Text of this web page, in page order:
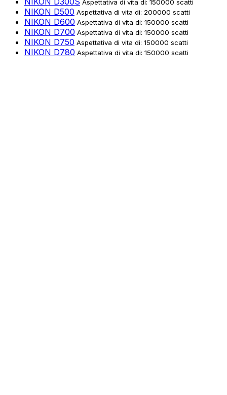
Aspettativa di vita di: 150000 scatti
NIKON D500 Aspettativa di vita di: 200000 scatti
NIKON D600 Aspettativa di vita di: 150000 scatti
NIKON D700 Aspettativa di vita di: 150000 scatti
NIKON D750 Aspettativa di vita di: 150000 scatti
NIKON D780 Aspettativa di vita di: 150000 scatti